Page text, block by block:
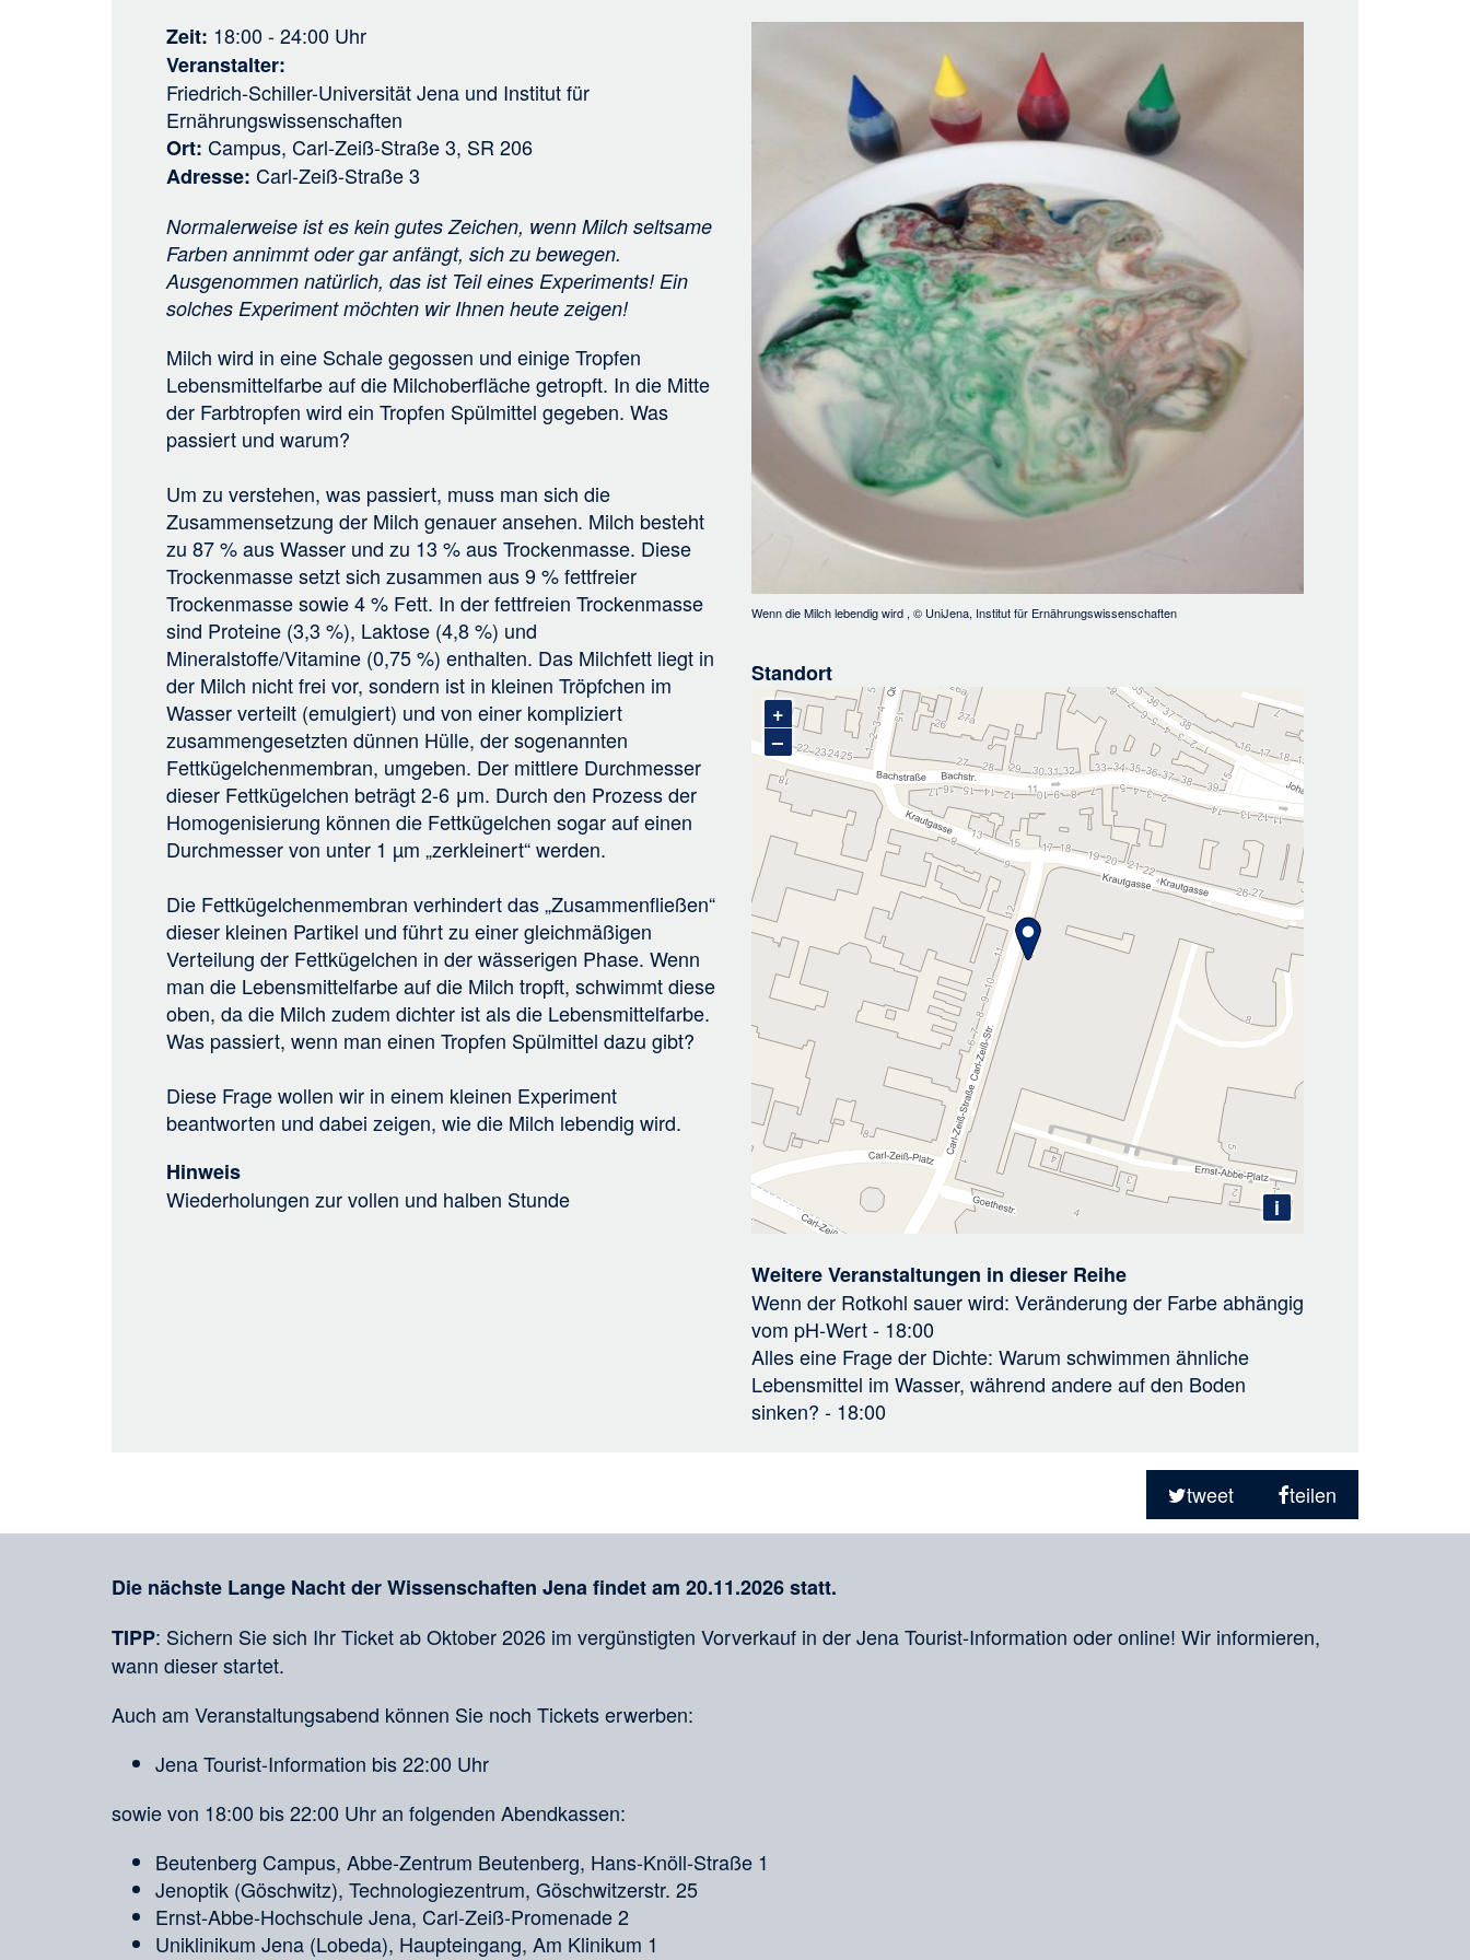
Zeit 18:00 - 24:00 Uhr
Veranstalter
Friedrich-Schiller-Universität Jena und Institut für
Ernährungswissenschaften
Ort Campus, Carl-Zeiß-Straße 3, SR 206
Adresse Carl-Zeiß-Straße 3
Normalerweise ist es kein gutes Zeichen, wenn Milch seltsame
Farben annimmt oder gar anfängt, sich zu bewegen.
Ausgenommen natürlich, das ist Teil eines Experiments! Ein
solches Experiment möchten wir Ihnen heute zeigen!
Milch wird in eine Schale gegossen und einige Tropfen
Lebensmittelfarbe auf die Milchoberfläche getropft. In die Mitte
der Farbtropfen wird ein Tropfen Spülmittel gegeben. Was
passiert und warum?
Um zu verstehen, was passiert, muss man sich die
Zusammensetzung der Milch genauer ansehen. Milch besteht
zu 87 % aus Wasser und zu 13 % aus Trockenmasse. Diese
Trockenmasse setzt sich zusammen aus 9 % fettfreier
Trockenmasse sowie 4 % Fett. In der fettfreien Trockenmasse
sind Proteine (3,3 %), Laktose (4,8 %) und
Mineralstoffe/Vitamine (0,75 %) enthalten. Das Milchfett liegt in
der Milch nicht frei vor, sondern ist in kleinen Tröpfchen im
Wasser verteilt (emulgiert) und von einer kompliziert
zusammengesetzten dünnen Hülle, der sogenannten
Fettkügelchenmembran, umgeben. Der mittlere Durchmesser
dieser Fettkügelchen beträgt 2-6 μm. Durch den Prozess der
Homogenisierung können die Fettkügelchen sogar auf einen
Durchmesser von unter 1 µm „zerkleinert“ werden.
Die Fettkügelchenmembran verhindert das „Zusammenfließen“
dieser kleinen Partikel und führt zu einer gleichmäßigen
Verteilung der Fettkügelchen in der wässerigen Phase. Wenn
man die Lebensmittelfarbe auf die Milch tropft, schwimmt diese
oben, da die Milch zudem dichter ist als die Lebensmittelfarbe.
Was passiert, wenn man einen Tropfen Spülmittel dazu gibt?
Diese Frage wollen wir in einem kleinen Experiment
beantworten und dabei zeigen, wie die Milch lebendig wird.
Hinweis
Wiederholungen zur vollen und halben Stunde
Wenn die Milch lebendig wird , © UniJena, Institut für Ernährungswissenschaften
Standort
+
–
i
Weitere Veranstaltungen in dieser Reihe
Wenn der Rotkohl sauer wird: Veränderung der Farbe abhängig
vom pH-Wert- 18:00
Alles eine Frage der Dichte: Warum schwimmen ähnliche
Lebensmittel im Wasser, während andere auf den Boden
sinken? - 18:00
tweet
teilen
Die nächste Lange Nacht der Wissenschaften Jena findet am 20.11.2026 statt.
TIPP: Sichern Sie sich Ihr Ticket ab Oktober 2026 im vergünstigten Vorverkauf in der Jena Tourist-Information oder online! Wir informieren,
wann dieser startet.
Auch am Veranstaltungsabend können Sie noch Tickets erwerben:
Jena Tourist-Information bis 22:00 Uhr
sowie von 18:00 bis 22:00 Uhr an folgenden Abendkassen:
Beutenberg Campus, Abbe-Zentrum Beutenberg, Hans-Knöll-Straße 1
Jenoptik (Göschwitz), Technologiezentrum, Göschwitzerstr. 25
Ernst-Abbe-Hochschule Jena, Carl-Zeiß-Promenade 2
Uniklinikum Jena (Lobeda), Haupteingang, Am Klinikum 1